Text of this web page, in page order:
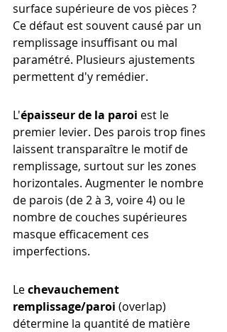
surface supérieure de vos pièces ?
Ce défaut est souvent causé par un
remplissage insuffisant ou mal
paramétré. Plusieurs ajustements
permettent d'y remédier.
L'épaisseur de la paroi est le
premier levier. Des parois trop fines
laissent transparaître le motif de
remplissage, surtout sur les zones
horizontales. Augmenter le nombre
de parois (de 2 à 3, voire 4) ou le
nombre de couches supérieures
masque efficacement ces
imperfections.
Le chevauchement
remplissage/paroi (overlap)
détermine la quantité de matière